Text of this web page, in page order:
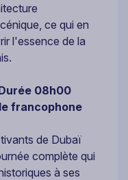
ce qui en
l'essence de la
08h00
francophone
de Dubaï
complète qui
à ses